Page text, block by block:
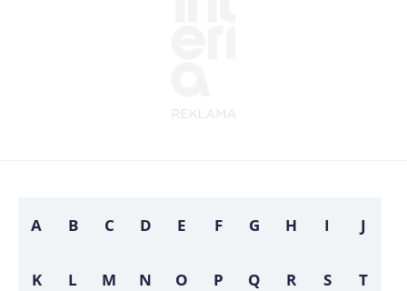
A B C D E F G H I J
K L M N O P Q R S T